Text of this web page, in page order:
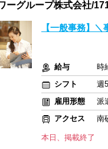
ーグループ株式会社/
【一般事務】
給与
時
シフト
週
雇用形態
派
アクセス
南
本日、掲載終了